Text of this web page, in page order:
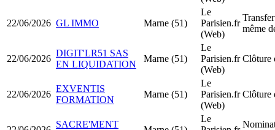
22/06/2026 GL IMMO Marne (51)
Le
Parisien.fr
(Web)
même
22/06/2026
DIGIT'LR51 SAS
EN LIQUIDATION
Marne (51)
Le
Parisien.fr
(Web)
Clôture
22/06/2026
EXVENTIS
FORMATION
Marne (51)
Le
Parisien.fr
(Web)
Clôture
SACRE'MENT
Le